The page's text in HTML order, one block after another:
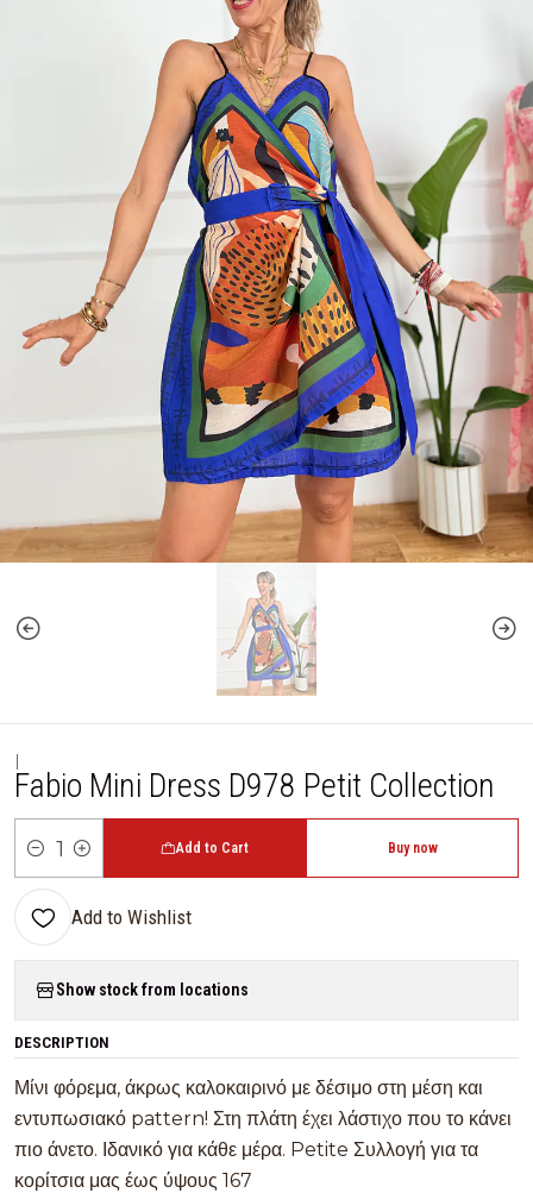
|
Fabio Mini Dress D978 Petit Collection
Quantity
Add to Cart Buy now
Add to Wishlist
Show stock from locations
DESCRIPTION
Μίνι φόρεμα, άκρως καλοκαιρινό με δέσιμο στη μέση και
εντυπωσιακό pattern! Στη πλάτη έχει λάστιχο που το κάνει
πιο άνετο. Ιδανικό για κάθε μέρα. Petite Συλλογή για τα
κορίτσια μας έως ύψους 167